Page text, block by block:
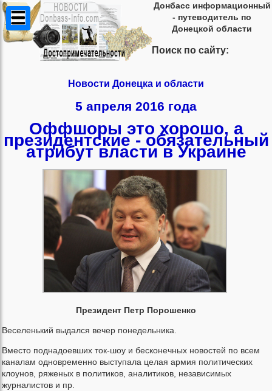
Донбасс информационный
- путеводитель по
Донецкой области
Поиск по сайту:
Новости Донецка и области
5 апреля 2016 года
Оффшоры это хорошо, а
президентские - обязательный
атрибут власти в Украине
Президент Петр Порошенко
Веселенький выдался вечер понедельника.
Вместо поднадоевших ток-шоу и бесконечных новостей по всем
каналам одновременно выступала целая армия политических
клоунов, ряженых в политиков, аналитиков, независимых
журналистов и пр.